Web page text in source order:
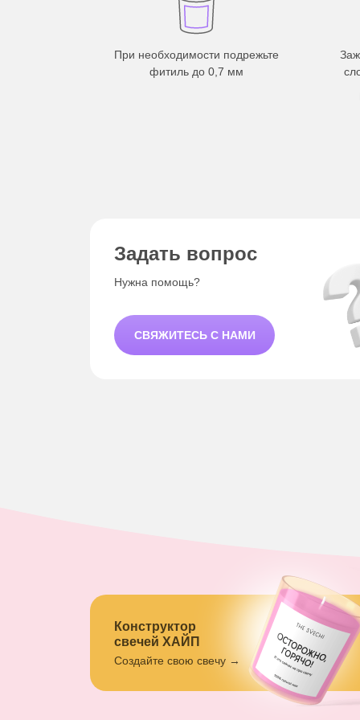
При необходимости подрежьте
фитиль до 0,7 мм
Задать вопрос
Нужна помощь?
СВЯЖИТЕСЬ С НАМИ
Конструктор
свечей ХАЙП
Создайте свою свечу →